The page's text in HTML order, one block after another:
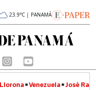
23.9°C | PANAMÁ
Venezuela José